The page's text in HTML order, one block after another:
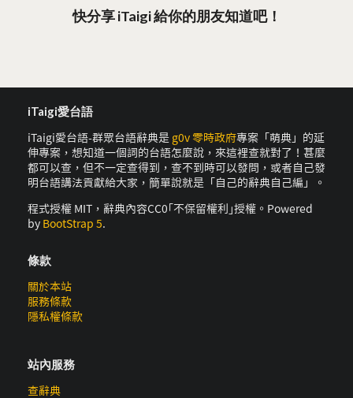
快分享 iTaigi 給你的朋友知道吧！
iTaigi愛台語
iTaigi愛台語-群眾台語辭典是 g0v 零時政府專案「萌典」的延
伸專案，想知道一個詞的台語怎麼說，來這裡查就對了！甚麼
都可以查，但不一定查得到，查不到時可以發問，或者自己發
明台語講法貢獻給大家，簡單說就是「自己的辭典自己編」。
程式授權 MIT，辭典內容CC0｢不保留權利｣授權。Powered
by BootStrap 5.
條款
關於本站
服務條款
隱私權條款
站內服務
查辭典